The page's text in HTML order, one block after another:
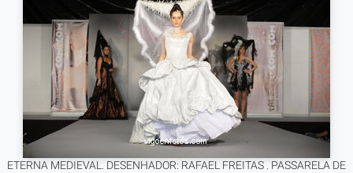
ETERNA MEDIEVAL. DESENHADOR: RAFAEL FREITAS . PASSARELA DE